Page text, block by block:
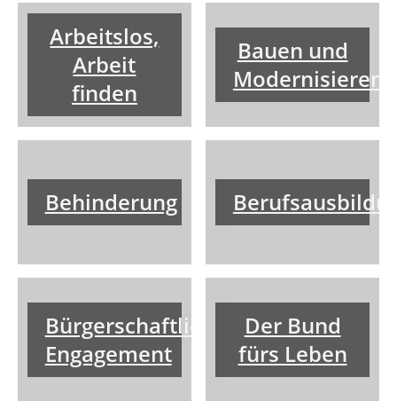
Arbeitslos,
Arbeit
finden
Bauen und
Modernisieren
Behinderung
Bürgerschaftliches
Engagement
Der Bund
fürs Leben